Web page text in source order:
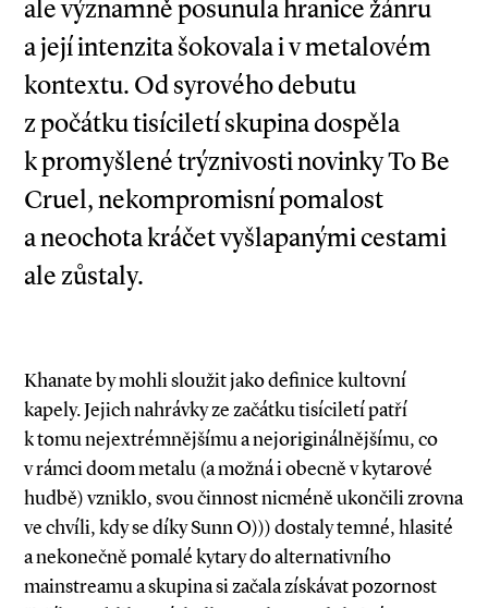
ale významně posunula hranice žánru
a její intenzita šokovala i v metalovém
kontextu. Od syrového debutu
z počátku tisíciletí skupina dospěla
k promyšlené trýznivosti novinky To Be
Cruel, nekompromisní pomalost
a neochota kráčet vyšlapanými cestami
ale zůstaly.
Khanate by mohli sloužit jako definice kultovní
kapely. Jejich nahrávky ze začátku tisíciletí patří
k tomu nejextrémnějšímu a nejoriginálnějšímu, co
v rámci doom metalu (a možná i obecně v kytarové
hudbě) vzniklo, svou činnost nicméně ukončili zrovna
ve chvíli, kdy se díky Sunn O))) dostaly temné, hlasité
a nekonečně pomalé kytary do alternativního
mainstreamu a skupina si začala získávat pozornost